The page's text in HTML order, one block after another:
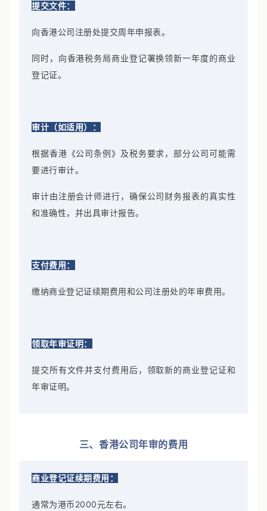
提交文件：
向香港公司注册处提交周年申报表。
同时，向香港税务局商业登记署换领新一年度的商业
登记证。
审计（如适用）：
根据香港《公司条例》及税务要求，部分公司可能需
要进行审计。
审计由注册会计师进行，确保公司财务报表的真实性
和准确性，并出具审计报告。
支付费用：
缴纳商业登记证续期费用和公司注册处的年审费用。
领取年审证明：
提交所有文件并支付费用后，领取新的商业登记证和
年审证明。
三、香港公司年审的费用
商业登记证续期费用：
通常为港币2000元左右。